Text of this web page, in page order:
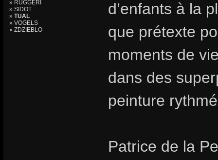
» RUGGERI
» SIDOT
» TUAL
» VOGELS
» ZDZIEBLO
d’enfants à la
que prétexte
moments de
dans des
peinture
Patrice de la